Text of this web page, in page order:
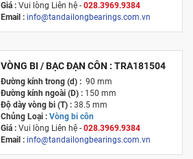
Giá :Vui lòng Liên hệ - 028.3969.9384
Email : info@tandailongbearings.com.vn
VÒNG BI / BẠC ĐẠN CÔN : TRA181504
Đường kính trong (d) :90 mm
Đường kính ngoài (D) :150 mm
Độ dày vòng bi (T) :38.5 mm
Chủng Loại : Vòng bi côn
Giá :Vui lòng Liên hệ - 028.3969.9384
Email : info@tandailongbearings.com.vn